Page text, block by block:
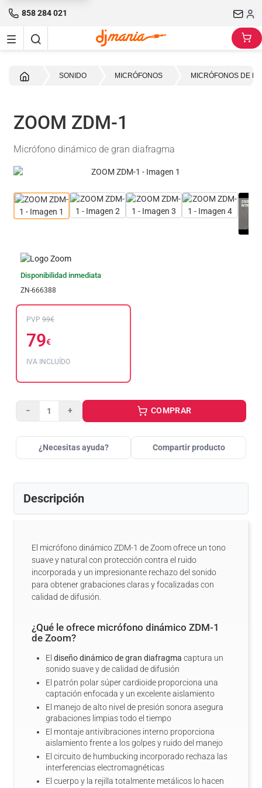
858 284 021
SONIDO MICRÓFONOS MICRÓFONOS DE
ZOOM ZDM-1
Micrófono dinámico de gran diafragma
Disponibilidad inmediata
ZN-666388
PVP 99€
79€
IVA INCLUÍDO
− + COMPRAR
¿Necesitas ayuda? Compartir producto
Descripción
El micrófono dinámico ZDM-1 de Zoom ofrece un tono
suave y natural con protección contra el ruido
incorporada y un impresionante rechazo del sonido
para obtener grabaciones claras y focalizadas con
calidad de difusión.
¿Qué le ofrece micrófono dinámico ZDM-1
de Zoom?
El diseño dinámico de gran diafragma captura un
sonido suave y de calidad de difusión
El patrón polar súper cardioide proporciona una
captación enfocada y un excelente aislamiento
El manejo de alto nivel de presión sonora asegura
grabaciones limpias todo el tiempo
El montaje antivibraciones interno proporciona
aislamiento frente a los golpes y ruido del manejo
El circuito de humbucking incorporado rechaza las
interferencias electromagnéticas
El cuerpo y la rejilla totalmente metálicos lo hacen